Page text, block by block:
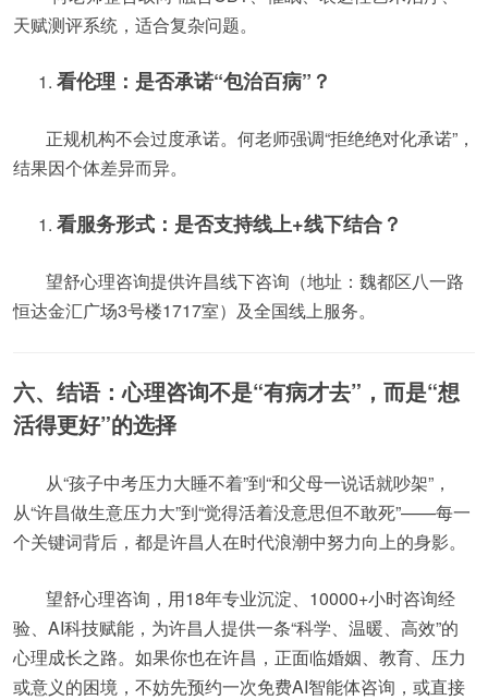
天赋测评系统，适合复杂问题。
看伦理：是否承诺“包治百病”？
正规机构不会过度承诺。何老师强调“拒绝绝对化承诺”，
结果因个体差异而异。
看服务形式：是否支持线上+线下结合？
望舒心理咨询提供许昌线下咨询（地址：魏都区八一路
恒达金汇广场3号楼1717室）及全国线上服务。
六、结语：心理咨询不是“有病才去”，而是“想
活得更好”的选择
从“孩子中考压力大睡不着”到“和父母一说话就吵架”，
从“许昌做生意压力大”到“觉得活着没意思但不敢死”——每一
个关键词背后，都是许昌人在时代浪潮中努力向上的身影。
望舒心理咨询，用18年专业沉淀、10000+小时咨询经
验、AI科技赋能，为许昌人提供一条“科学、温暖、高效”的
心理成长之路。如果你也在许昌，正面临婚姻、教育、压力
或意义的困境，不妨先预约一次免费AI智能体咨询，或直接